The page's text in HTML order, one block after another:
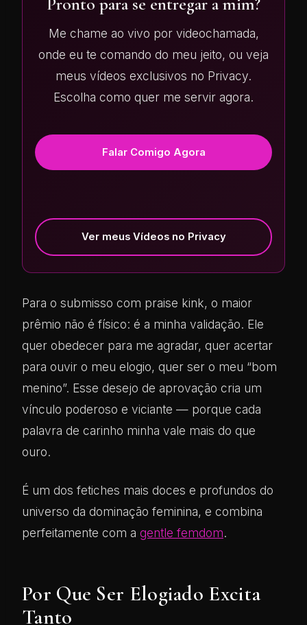
Me chame ao vivo por videochamada,
onde eu te comando do meu jeito, ou veja
meus vídeos exclusivos no Privacy.
Escolha como quer me servir agora.
Falar Comigo Agora
Ver meus Vídeos no Privacy
Para o submisso com praise kink, o maior
prêmio não é físico: é a minha validação. Ele
quer obedecer para me agradar, quer acertar
para ouvir o meu elogio, quer ser o meu “bom
menino”. Esse desejo de aprovação cria um
vínculo poderoso e viciante — porque cada
palavra de carinho minha vale mais do que
ouro.
É um dos fetiches mais doces e profundos do
universo da dominação feminina, e combina
perfeitamente com a gentle femdom.
Por Que Ser Elogiado Excita
Tanto